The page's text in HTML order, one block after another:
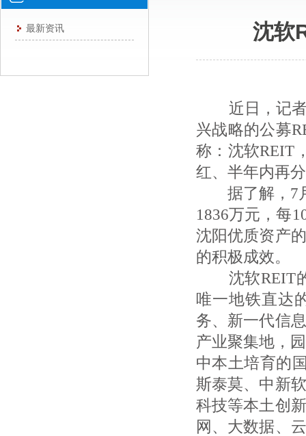
最新资讯 沈软
近日，记者
兴战略的公募
称：沈软REIT
红、半年内再
据了解，7月
1836万元，每
沈阳优质资产
的积极成效。
沈软REIT的
唯一地铁直达
务、新一代信
产业聚集地，
中本土培育的
斯泰莫、中新
科技等本土创
网、大数据、